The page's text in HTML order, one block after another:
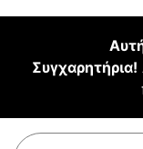
Συγχαρητήρια!